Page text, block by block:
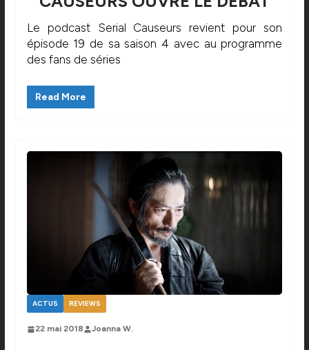
Le podcast Serial Causeurs revient pour son
épisode 19 de sa saison 4 avec au programme
des fans de séries
Read More
ACTUS REVIEWS
22 mai 2018 Joanna W.